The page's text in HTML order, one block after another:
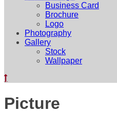
Business Card
Brochure
Logo
Photography
Gallery
Stock
Wallpaper
Picture